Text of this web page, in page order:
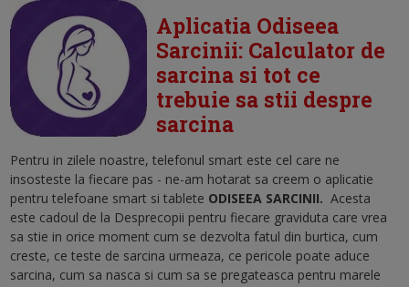
Aplicatia Odiseea
Sarcinii: Calculator de
sarcina si tot ce
trebuie sa stii despre
sarcina
Pentru in zilele noastre, telefonul smart este cel care ne
insosteste la fiecare pas - ne-am hotarat sa creem o aplicatie
pentru telefoane smart si tablete ODISEEA SARCINII. Acesta
este cadoul de la Desprecopii pentru fiecare graviduta care vrea
sa stie in orice moment cum se dezvolta fatul din burtica, cum
creste, ce teste de sarcina urmeaza, ce pericole poate aduce
sarcina, cum sa nasca si cum sa se pregateasca pentru marele